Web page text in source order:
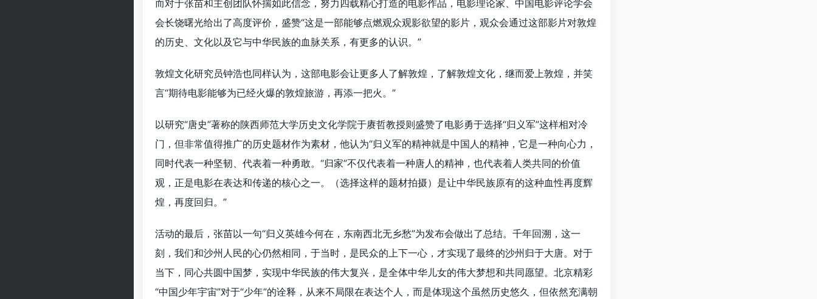
而对于张苗和主创团队怀揣如此信念，努力四载精心打造的电影作品，电影理论家、中国电影评论学会
会长饶曙光给出了高度评价，盛赞“这是一部能够点燃观众观影欲望的影片，观众会通过这部影片对敦煌
的历史、文化以及它与中华民族的血脉关系，有更多的认识。”
敦煌文化研究员钟浩也同样认为，这部电影会让更多人了解敦煌，了解敦煌文化，继而爱上敦煌，并笑
言“期待电影能够为已经火爆的敦煌旅游，再添一把火。”
以研究“唐史”著称的陕西师范大学历史文化学院于赓哲教授则盛赞了电影勇于选择“归义军”这样相对冷
门，但非常值得推广的历史题材作为素材，他认为“归义军的精神就是中国人的精神，它是一种向心力，
同时代表一种坚韧、代表着一种勇敢。“归家”不仅代表着一种唐人的精神，也代表着人类共同的价值
观，正是电影在表达和传递的核心之一。（选择这样的题材拍摄）是让中华民族原有的这种血性再度辉
煌，再度回归。”
活动的最后，张苗以一句“归义英雄今何在，东南西北无乡愁”为发布会做出了总结。千年回溯，这一
刻，我们和沙州人民的心仍然相同，于当时，是民众的上下一心，才实现了最终的沙州归于大唐。对于
当下，同心共圆中国梦，实现中华民族的伟大复兴，是全体中华儿女的伟大梦想和共同愿望。北京精彩
“中国少年宇宙”对于“少年”的诠释，从来不局限在表达个人，而是体现这个虽然历史悠久，但依然充满朝